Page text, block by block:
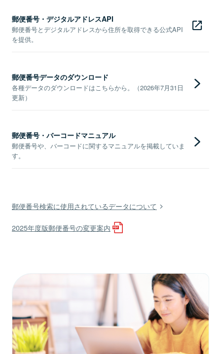
郵便番号・デジタルアドレスAPI
郵便番号とデジタルアドレスから住所を取得できる公式API
を提供。
郵便番号データのダウンロード
各種データのダウンロードはこちらから。（2026年7月31日
更新）
郵便番号・バーコードマニュアル
郵便番号や、バーコードに関するマニュアルを掲載していま
す。
郵便番号検索に使用されているデータについて
2025年度版郵便番号の変更案内